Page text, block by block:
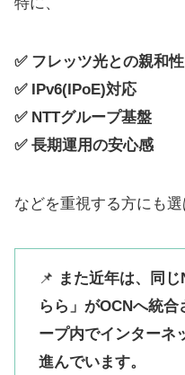
✅ フレッツ光との親和性
✅ IPv6(IPoE)対応
✅ NTTグループ基盤
✅ 長期運用の安心感
などを重視する方にも選
📌 また近年は、同
らら」がOCNへ統
ープ内でインターネ
進んでいます。